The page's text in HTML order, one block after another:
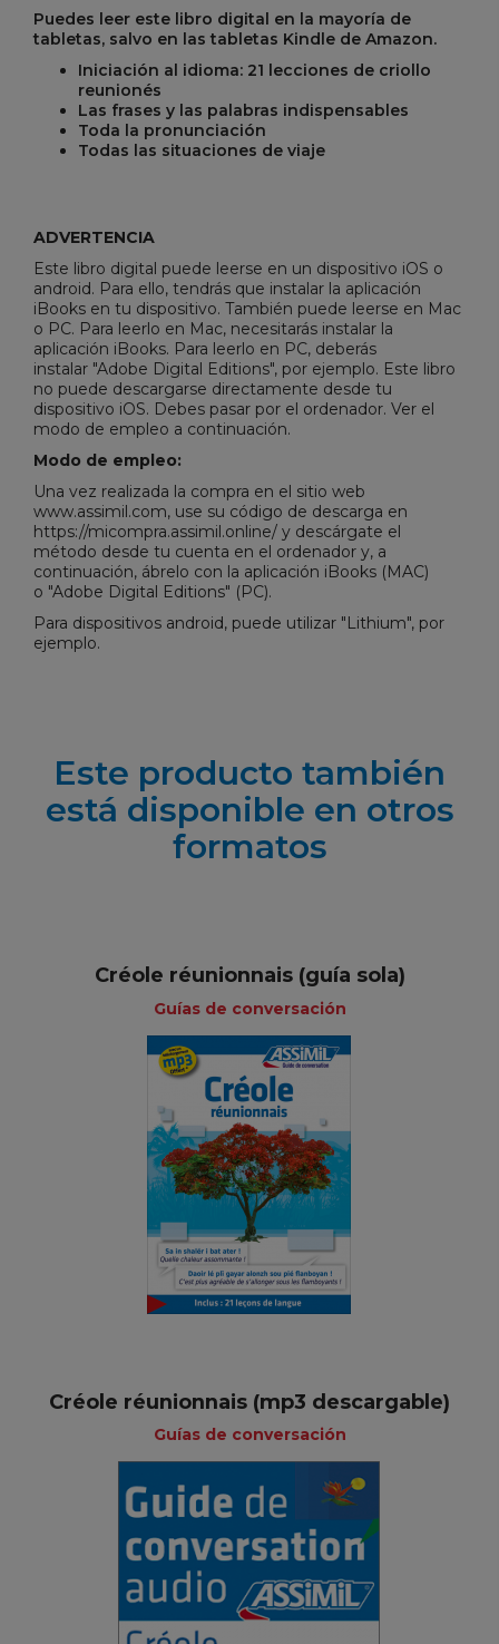
Puedes leer este libro digital en la mayoría de
tabletas, salvo en las tabletas Kindle de Amazon.
Iniciación al idioma: 21 lecciones de criollo
reunionés
Las frases y las palabras indispensables
Toda la pronunciación
Todas las situaciones de viaje
ADVERTENCIA
Este libro digital puede leerse en un dispositivo iOS o
android. Para ello, tendrás que instalar la aplicación
iBooks en tu dispositivo. También puede leerse en Mac
o PC. Para leerlo en Mac, necesitarás instalar la
aplicación iBooks. Para leerlo en PC, deberás
instalar "Adobe Digital Editions", por ejemplo. Este libro
no puede descargarse directamente desde tu
dispositivo iOS. Debes pasar por el ordenador. Ver el
modo de empleo a continuación.
Modo de empleo:
Una vez realizada la compra en el sitio web
www.assimil.com, use su código de descarga en
https://micompra.assimil.online/ y descárgate el
método desde tu cuenta en el ordenador y, a
continuación, ábrelo con la aplicación iBooks (MAC)
o "Adobe Digital Editions" (PC).
Para dispositivos android, puede utilizar "Lithium", por
ejemplo.
Este producto también
está disponible en otros
formatos
Créole réunionnais (guía sola)
Guías de conversación
Créole réunionnais (mp3 descargable)
Guías de conversación